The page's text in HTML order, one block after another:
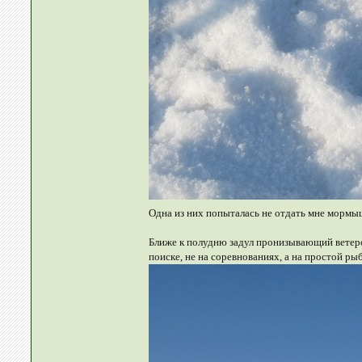
Одна из них попыталась не отдать мне
Ближе к полудню задул пронизывающий
поиске, не на соревнованиях, а на простой